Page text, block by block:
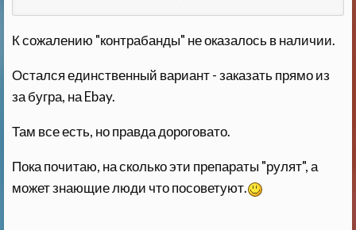
К сожалению "контрабанды" не оказалось в наличии.
Остался единственный вариант - заказать прямо из
за бугра, на Ebay.
Там все есть, но правда дороговато.
Пока почитаю, на сколько эти препараты "рулят", а
может знающие люди что посоветуют.